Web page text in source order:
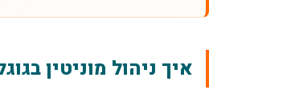
איך ניהול מוניטין